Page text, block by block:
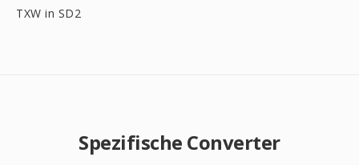
TXW in SD2
Spezifische Converter